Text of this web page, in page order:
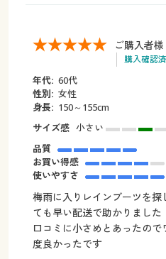
ご購入者様
購入確認
年代: 60代
性別: 女性
身長: 150～155cm
サイズ感 小さい
品質
お買い得感
使いやすさ
梅雨に入りレインブーツを探
ても早い配送で助かりました
口コミに小さめとあったの
度良かったです